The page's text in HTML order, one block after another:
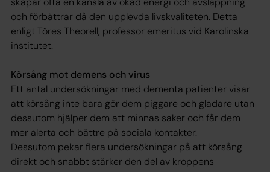
och förbättrar då den upplevda livskvaliteten. Detta
enligt Töres Theorell, professor emeritus vid Karolinska
institutet.
Körsång mot demens och virus
Ett antal undersökningar med dementa patienter visar
att körsång inte bara gör dem piggare och gladare utan
dessutom hjälper dem att minnas saker och får dem
mer alerta och bättre på sociala kontakter.
Dessutom pekar flera undersökningar på att körsång
direkt och snabbt stärker den del av kroppens